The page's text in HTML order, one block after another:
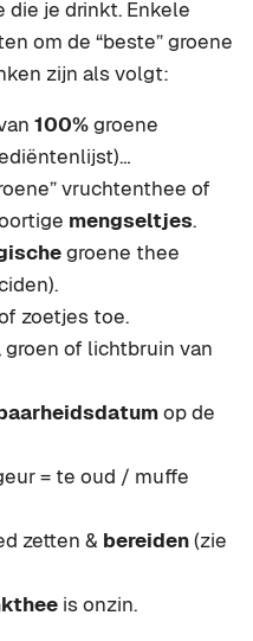
je drinkt. Enkele
om de “beste” groene
zijn als volgt:
100%groene
vruchtenthee of
mengseltjes.
groene thee
zoetjes toe.
groen of lichtbruin van
op de
= te oud / muffe
zetten & bereiden(zie
is onzin.